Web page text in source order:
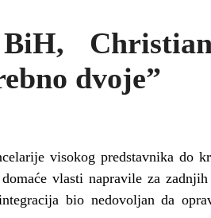
dvoje”
visokog predstavnika do
vlasti napravile za zadnjih
bio nedovoljan da